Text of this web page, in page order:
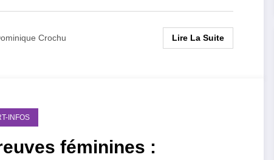
Crochu Lire La Suite
INFOS
féminines :